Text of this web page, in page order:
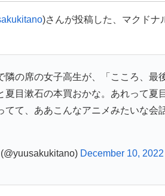
)さんが投稿した、マクドナ
隣の席の女子高生が、「こころ、
夏目漱石の本買おかな。あれって夏
てて、ああこんなアニメみたいな会
December 10, 2022